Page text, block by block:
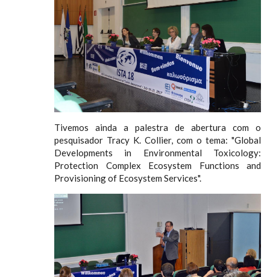
Tivemos ainda a palestra de abertura com o
pesquisador Tracy K. Collier, com o tema: "Global
Developments in Environmental Toxicology:
Protection Complex Ecosystem Functions and
Provisioning of Ecosystem Services".